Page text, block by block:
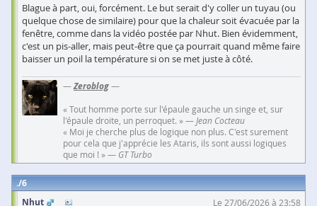
Blague à part, oui, forcément. Le but serait d'y coller un tuyau (ou
quelque chose de similaire) pour que la chaleur soit évacuée par la
fenêtre, comme dans la vidéo postée par Nhut. Bien évidemment,
c'est un pis-aller, mais peut-être que ça pourrait quand même faire
baisser un poil la température si on se met juste à côté.
—Zeroblog—
« Tout homme porte sur l'épaule gauche un singe et, sur
l'épaule droite, un perroquet. » — Jean Cocteau
« Moi je cherche plus de logique non plus. C'est surement
pour cela que j'apprécie les Ataris, ils sont aussi logiques
que moi ! » — GT Turbo
6
Nhut
Le 27/06/2026 à 23:58